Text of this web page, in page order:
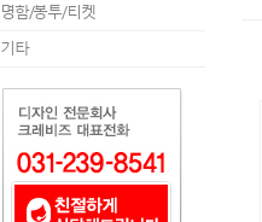
명함/봉투/티켓
기타